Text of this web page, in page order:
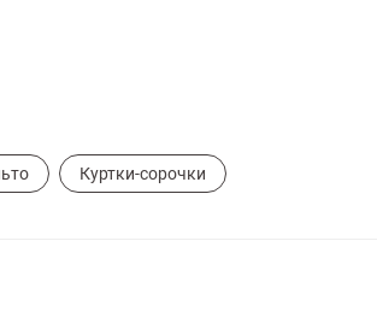
Куртки-сорочки